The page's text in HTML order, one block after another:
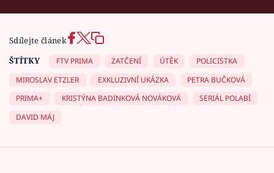
Sdílejte článek
ŠTÍTKY
FTV PRIMA ZATČENÍ ÚTĚK
POLICISTKA
MIROSLAV ETZLER
EXKLUZIVNÍ UKÁZKA
PETRA BUČKOVÁ
PRIMA+
KRISTÝNA BADINKOVÁ NOVÁKOVÁ
SERIÁL POLABÍ
DAVID MÁJ